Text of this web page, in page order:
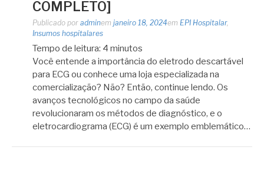
COMPLETO]
Publicado por adminem janeiro 18, 2024em EPI Hospitalar,
Insumos hospitalares
Tempo de leitura: 4 minutos
Você entende a importância do eletrodo descartável
para ECG ou conhece uma loja especializada na
comercialização? Não? Então, continue lendo. Os
avanços tecnológicos no campo da saúde
revolucionaram os métodos de diagnóstico, e o
eletrocardiograma (ECG) é um exemplo emblemático…